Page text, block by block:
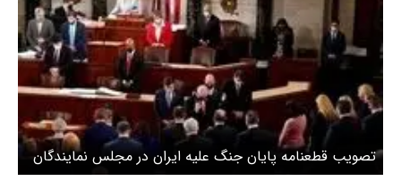
تصویب قطعنامه پایان جنگ علیه ایران در مجلس نمایندگان